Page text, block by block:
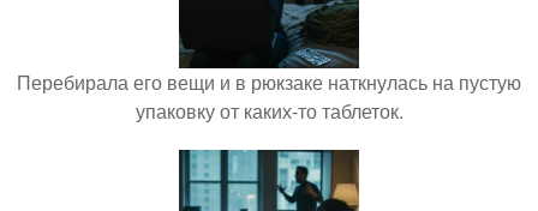
Перебирала его вещи и в рюкзаке наткнулась на пустую
упаковку от каких-то таблеток.